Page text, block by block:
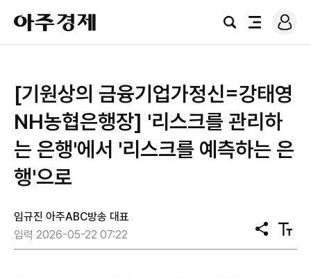
아
주
경
검
전
로
그
[기원상의 금융기업가정신=강태영
NH농협은행장] '리스크를 관리하
는 은행'에서 '리스크를 예측하는 은
행'으로
임규진 아주ABC방송 대표
입력 2026-05-22 07:22
공
유
텍
스